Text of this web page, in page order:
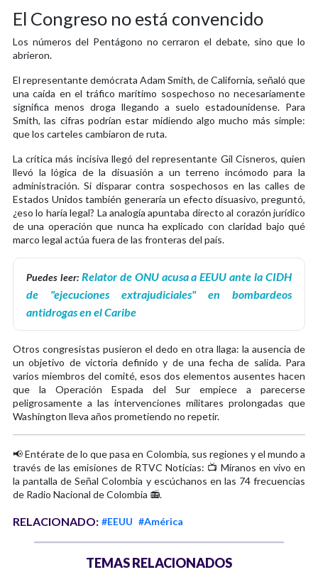
El Congreso no está convencido
Los números del Pentágono no cerraron el debate, sino que lo
abrieron.
El representante demócrata Adam Smith, de California, señaló que
una caída en el tráfico marítimo sospechoso no necesariamente
significa menos droga llegando a suelo estadounidense. Para
Smith, las cifras podrían estar midiendo algo mucho más simple:
que los carteles cambiaron de ruta.
La crítica más incisiva llegó del representante Gil Cisneros, quien
llevó la lógica de la disuasión a un terreno incómodo para la
administración. Si disparar contra sospechosos en las calles de
Estados Unidos también generaría un efecto disuasivo, preguntó,
¿eso lo haría legal? La analogía apuntaba directo al corazón jurídico
de una operación que nunca ha explicado con claridad bajo qué
marco legal actúa fuera de las fronteras del país.
Puedes leer: Relator de ONU acusa a EEUU ante la CIDH
de "ejecuciones extrajudiciales" en bombardeos
antidrogas en el Caribe
Otros congresistas pusieron el dedo en otra llaga: la ausencia de
un objetivo de victoria definido y de una fecha de salida. Para
varios miembros del comité, esos dos elementos ausentes hacen
que la Operación Espada del Sur empiece a parecerse
peligrosamente a las intervenciones militares prolongadas que
Washington lleva años prometiendo no repetir.
📢 Entérate de lo que pasa en Colombia, sus regiones y el mundo a
través de las emisiones de RTVC Noticias: 📺 Míranos en vivo en
la pantalla de Señal Colombia y escúchanos en las 74 frecuencias
de Radio Nacional de Colombia 📻.
RELACIONADO: #EEUU #América
TEMAS RELACIONADOS